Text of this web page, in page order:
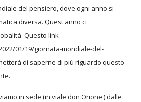
del pensiero, dove ogni anno si
diversa. Quest'anno ci
Questo link
01/19/giornata-mondiale-del-
di saperne di più riguardo questo
in sede (in viale don Orione ) dalle